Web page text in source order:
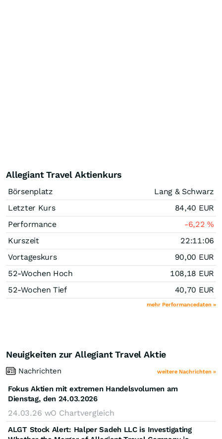
Allegiant Travel Aktienkurs
Börsenplatz
Lang & Schwarz
Letzter Kurs
84,40 EUR
Performance
-6,22%
Kurszeit
22:11:06
Vortageskurs
90,00 EUR
52-Wochen Hoch
108,18 EUR
52-Wochen Tief
40,70 EUR
mehr Performancedaten »
Neuigkeiten zur Allegiant Travel Aktie
Nachrichten weitere Nachrichten »
Fokus Aktien mit extremen Handelsvolumen am
Dienstag, den 24.03.2026
24.03.26 wO Chartvergleich
ALGT Stock Alert: Halper Sadeh LLC is Investigating